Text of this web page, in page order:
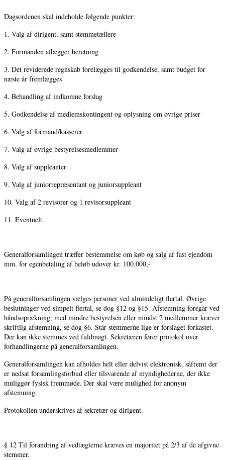
Dagsordenen skal indeholde følgende punkter:
1. Valg af dirigent, samt stemmetællere
2. Formanden aflægger beretning
3. Det reviderede regnskab forelægges til godkendelse, samt budget for
næste år fremlægges
4. Behandling af indkomne forslag
5. Godkendelse af medlemskontingent og oplysning om øvrige priser
6. Valg af formand/kasserer
7. Valg af øvrige bestyrelsesmedlemmer
8. Valg af suppleanter
9. Valg af juniorrepræsentant og juniorsuppleant
10. Valg af 2 revisorer og 1 revisorsuppleant
11. Eventuelt.
Generalforsamlingen træffer bestemmelse om køb og salg af fast ejendom
mm. for egenbetaling af beløb udover kr. 100.000,-
På generalforsamlingen vælges personer ved almindeligt flertal. Øvrige
beslutninger ved simpelt flertal, se dog §12 og §15. Afstemning foregår ved
håndsoprækning, med mindre bestyrelsen eller mindst 2 medlemmer kræver
skriftlig afstemning, se dog §6. Står stemmerne lige er forslaget forkastet.
Der kan ikke stemmes ved fuldmagt. Sekretæren fører protokol over
forhandlingerne på generalforsamlingen.
Generalforsamlingen kan afholdes helt eller delvist elektronisk, såfremt der
er nedsat forsamlingsforbud eller tilsvarende af myndighederne, der ikke
muliggør fysisk fremmøde. Der skal være mulighed for anonym
afstemning.
Protokollen underskrives af sekretær og dirigent.
§ 12 Til forandring af vedtægterne kræves en majoritet på 2/3 af de afgivne
stemmer.